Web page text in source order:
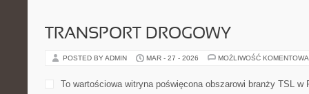
TRANSPORT DROGOWY
POSTED BY ADMIN MAR - 27 - 2026 MOŻLIWOŚĆ
To wartościowa witryna poświęcona obszarowi branży TSL w